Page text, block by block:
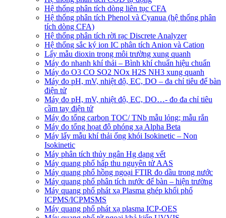
Hệ thống phân tích dòng liên tục CFA
Hệ thống phân tích Phenol và Cyanua (hệ thống phân
tích dòng CFA)
Hệ thống phân tích rời rạc Discrete Analyzer
Hệ thống sắc ký ion IC phân tích Anion và Cation
Lấy mẫu dioxin trong môi trường xung quanh
Máy đo nhanh khí thải – Bình khí chuẩn hiệu chuẩn
Máy đo O3 CO SO2 NOx H2S NH3 xung quanh
Máy đo pH, mV, nhiệt độ, EC, DO – đa chỉ tiêu để bàn
điện tử
Máy đo pH, mV, nhiệt độ, EC, DO…- đo đa chỉ tiêu
cầm tay điện tử
Máy đo tổng carbon TOC/ TNb mẫu lỏng; mẫu rắn
Máy đo tổng họat độ phóng xạ Alpha Beta
Máy lấy mẫu khí thải ống khói Isokinetic – Non
Isokinetic
Máy phân tích thủy ngân Hg dạng vết
Máy quang phổ hấp thu nguyên tử AAS
Máy quang phổ hồng ngoại FTIR đo dầu trong nước
Máy quang phổ phân tích nước để bàn – hiện trường
Máy quang phổ phát xạ Plasma ghép khối phổ
ICPMS/ICPMSMS
Máy quang phổ phát xạ plasma ICP-OES